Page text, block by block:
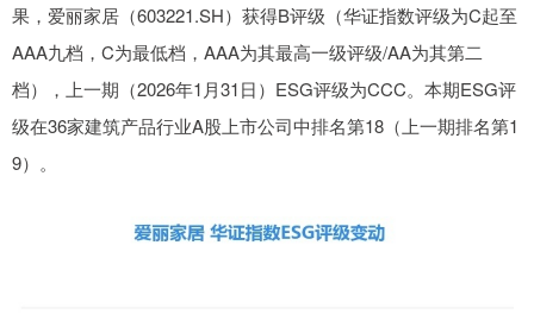
果，爱丽家居（603221.SH）获得B评级（华证指数评级为C起至
AAA九档，C为最低档，AAA为其最高一级评级/AA为其第二
档），上一期（2026年1月31日）ESG评级为CCC。本期ESG评
级在36家建筑产品行业A股上市公司中排名第18（上一期排名第1
9）。